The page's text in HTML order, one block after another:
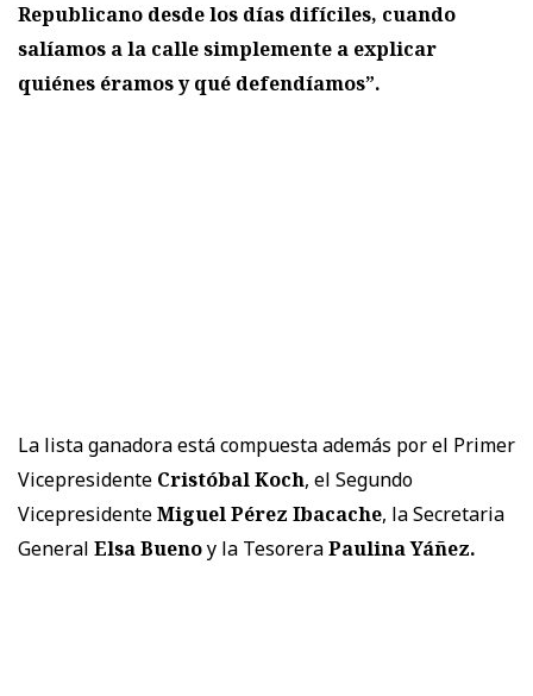
Republicano desde los días difíciles, cuando
salíamos a la calle simplemente a explicar
quiénes éramos y qué defendíamos”.
La lista ganadora está compuesta además por el Primer
Vicepresidente Cristóbal Koch, el Segundo
VicepresidenteMiguel Pérez Ibacache, la Secretaria
General Elsa Buenoy la TesoreraPaulina Yáñez.